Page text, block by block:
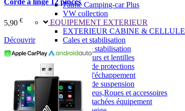
J'aime Camping-car Plus
VW collection
EQUIPEMENT EXTERIEUR
EXTERIEUR CABINE & CELLULE
Cales et stabilisation
Vérins de stabilisation
Rétroviseurs et lentilles
Bavettes de protections
Embout d'échappement
Renforts de suspension
Jantes,Pneus,Roues et accessoires
Pièces détachées équipement
Corde à linge 12 pinces
5,90 €
Découvrir